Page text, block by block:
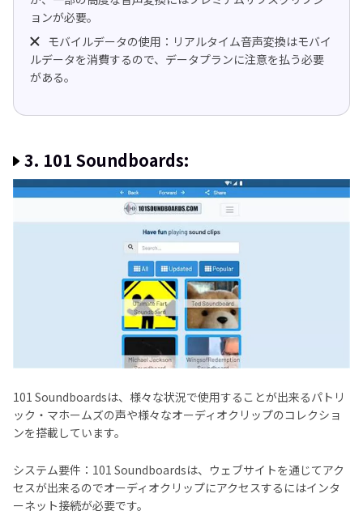
ョンが必要。
モバイルデータの使用：リアルタイム音声変換はモバイ
ルデータを消費するので、データプランに注意を払う必要
がある。
3. 101 Soundboards:
101 Soundboardsは、様々な状況で使用することが出来るパトリ
ック・マホームズの声や様々なオーディオクリップのコレクショ
ンを搭載しています。
システム要件：101 Soundboardsは、ウェブサイトを通じてアク
セスが出来るのでオーディオクリップにアクセスするにはインタ
ーネット接続が必要です。